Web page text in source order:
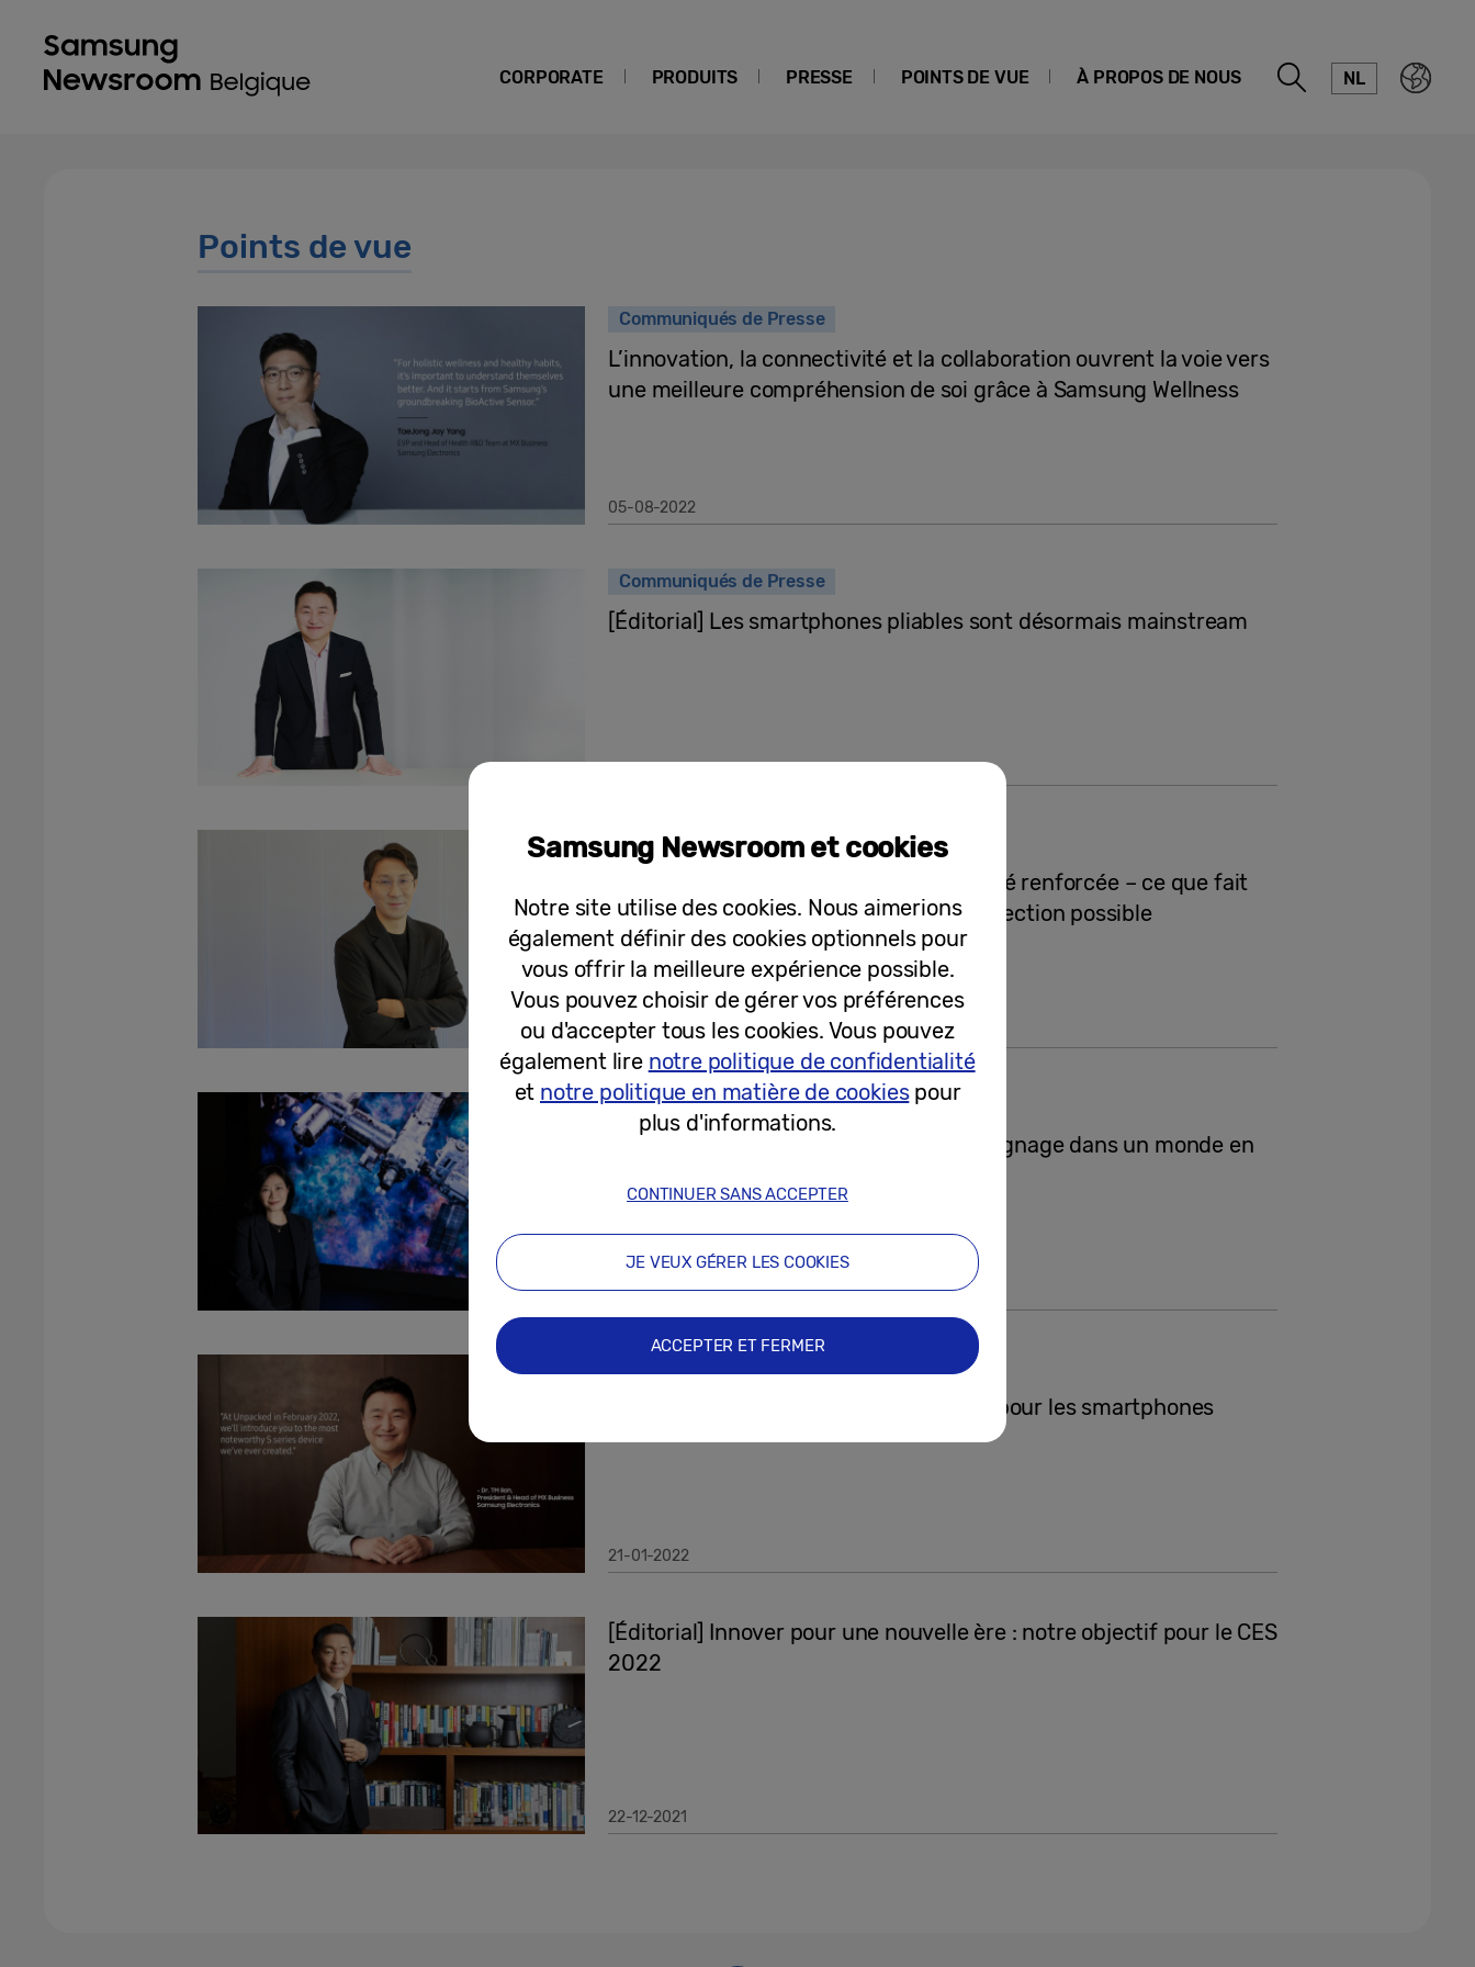
CORPORATE PRODUITS PRESSE POINTS DE VUE À PROPOS DE NOUS NL
Points de vue
Communiqués de Presse
L’innovation, la connectivité et la collaboration ouvrent la voie vers
une meilleure compréhension de soi grâce à Samsung Wellness
05-08-2022
Communiqués de Presse
[Éditorial] Les smartphones pliables sont désormais mainstream
Communiqués de Presse
[Editorial] Pas de vie privée sans sécurité renforcée – ce que fait
Samsung pour assurer la meilleure protection possible
19-07-2022
Communiqués de Presse
Comment nous réinventons le Digital Signage dans un monde en
05-07-2022
Samsung établit un nouveau standard pour les smartphones
21-01-2022
[Éditorial] Innover pour une nouvelle ère : notre objectif pour le CES
2022
22-12-2021
Samsung Newsroom et cookies
Notre site utilise des cookies. Nous aimerions
également définir des cookies optionnels pour
vous offrir la meilleure expérience possible.
Vous pouvez choisir de gérer vos préférences
ou d'accepter tous les cookies. Vous pouvez
également lire notre politique de confidentialité
et notre politique en matière de cookiespour
plus d'informations.
CONTINUER SANS ACCEPTER
JE VEUX GÉRER LES COOKIES
ACCEPTER ET FERMER